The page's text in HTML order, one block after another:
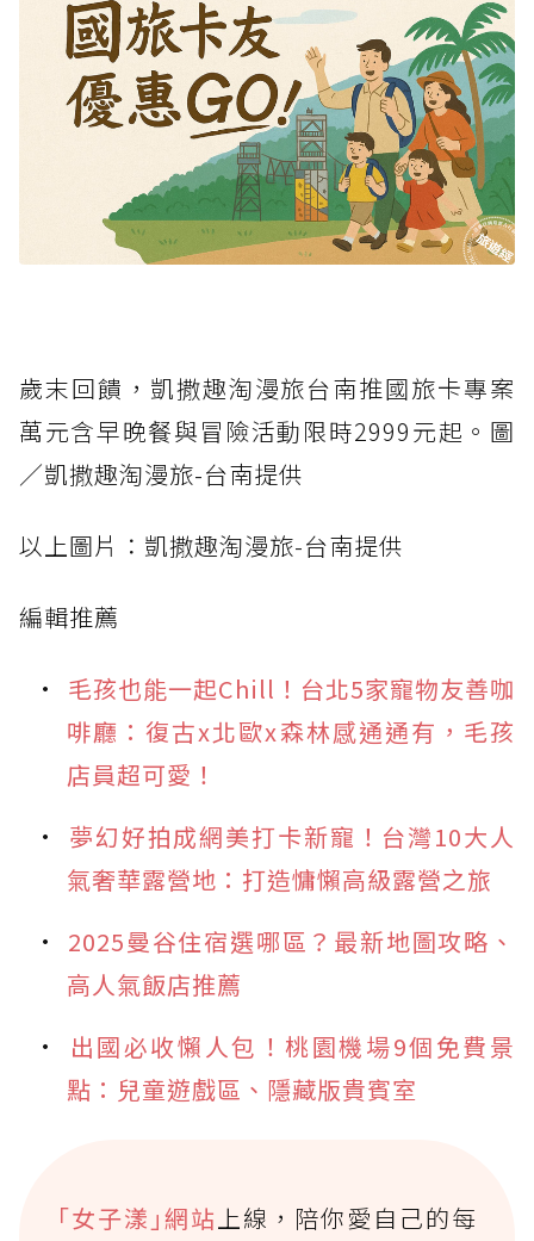
歲末回饋，凱撒趣淘漫旅台南推國旅卡專案
萬元含早晚餐與冒險活動限時2999元起。圖
／凱撒趣淘漫旅-台南提供
以上圖片：凱撒趣淘漫旅-台南提供
編輯推薦
毛孩也能一起Chill！台北5家寵物友善咖
啡廳：復古x北歐x森林感通通有，毛孩
店員超可愛！
夢幻好拍成網美打卡新寵！台灣10大人
氣奢華露營地：打造慵懶高級露營之旅
2025曼谷住宿選哪區？最新地圖攻略、
高人氣飯店推薦
出國必收懶人包！桃園機場9個免費景
點：兒童遊戲區、隱藏版貴賓室
｢女子漾｣網站 上線，陪你愛自己的每